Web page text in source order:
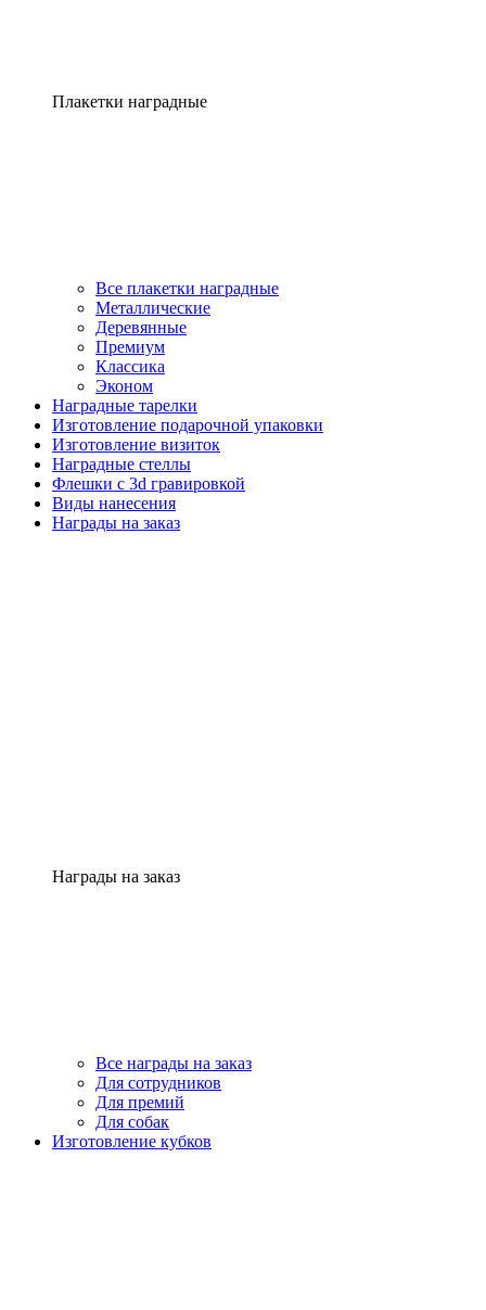
Плакетки наградные
Все плакетки наградные
Металлические
Деревянные
Премиум
Классика
Эконом
Наградные тарелки
Изготовление подарочной упаковки
Изготовление визиток
Наградные стеллы
Флешки с 3d гравировкой
Виды нанесения
Награды на заказ
Награды на заказ
Все награды на заказ
Для сотрудников
Для премий
Для собак
Изготовление кубков